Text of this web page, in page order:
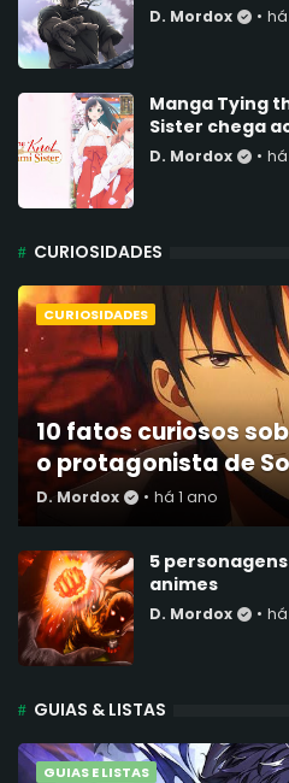
D. Mordox • há
Manga Tying
Sister chega
D. Mordox • há
CURIOSIDADES
CURIOSIDADES
10 fatos curiosos
o protagonista de
D. Mordox • há 1 ano
5
animes
D. Mordox • há
GUIAS & LISTAS
GUIAS E LISTAS